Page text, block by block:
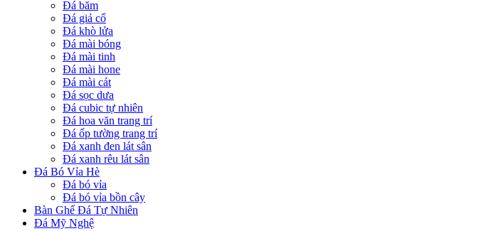
Đá băm
Đá giả cổ
Đá khò lửa
Đá mài bóng
Đá mài tinh
Đá mài hone
Đá mài cát
Đá sọc dưa
Đá cubic tự nhiên
Đá hoa văn trang trí
Đá ốp tường trang trí
Đá xanh đen lát sân
Đá xanh rêu lát sân
Đá Bó Vỉa Hè
Đá bó vỉa
Đá bó vỉa bồn cây
Bàn Ghế Đá Tự Nhiên
Đá Mỹ Nghệ